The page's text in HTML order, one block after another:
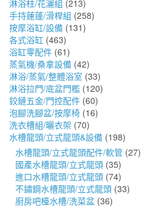
淋浴柱/花灑組 (213)
手持蓮蓬/滑桿組 (258)
按摩浴缸/設備 (131)
各式浴缸 (463)
浴缸零配件 (61)
蒸氣機/桑拿設備 (42)
淋浴/蒸氣/整體浴室 (33)
淋浴拉門/底盆門檻 (120)
鉸鏈五金/門控配件 (60)
泡腳洗腳盆/按摩椅 (16)
洗衣槽組/曬衣架 (70)
水槽龍頭/立式龍頭&設備 (198)
水槽龍頭/立式龍頭配件/軟管 (27)
國產水槽龍頭/立式龍頭 (35)
進口水槽龍頭/立式龍頭 (74)
不鏽鋼水槽龍頭/立式龍頭 (33)
廚房吧檯水槽/洗菜盆 (36)